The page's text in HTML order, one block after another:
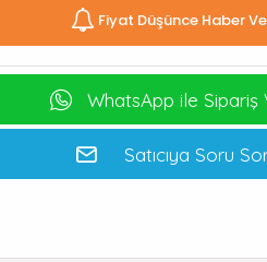
Fiyat Düşünce Haber
WhatsApp ile Sipariş
Satıcıya Soru